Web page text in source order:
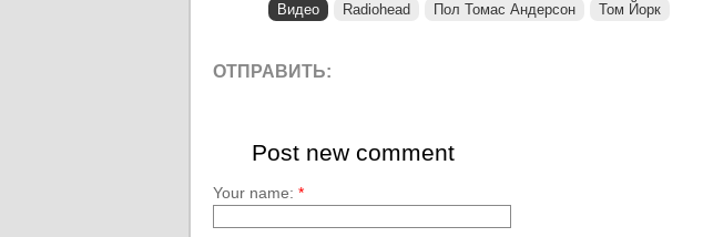
Видео Radiohead Пол Томас Андерсон Том Йорк
ОТПРАВИТЬ:
Post new comment
Your name: *